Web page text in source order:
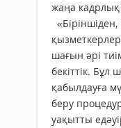
жаңа
шағын әрі
бекіттік. Бұл
қабылдауға
беру
уақытты